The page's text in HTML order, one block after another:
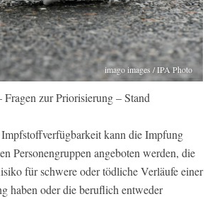
imago images / IPA Photo
zur Priorisierung – Stand
kann die Impfung
Personengruppen angeboten werden, die
für schwere oder tödliche Verläufe einer
haben oder die beruflich entweder